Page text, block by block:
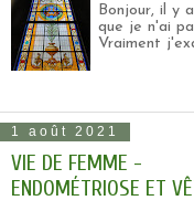
Bonjour, il y
que je n'ai
Vraiment
1 août 2021
VIE DE FEMME -
ENDOMÉTRIOSE ET